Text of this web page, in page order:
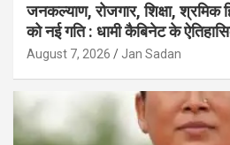
जनकल्याण, रोजगार, शिक्षा,
को नई गति : धामी कैबिनेट के
August 7, 2026 Jan Sadan